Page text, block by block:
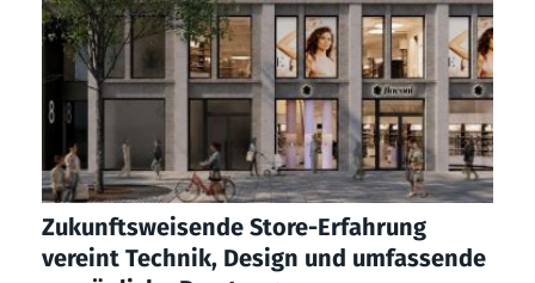
Zukunftsweisende Store-Erfahrung
vereint Technik, Design und umfassende